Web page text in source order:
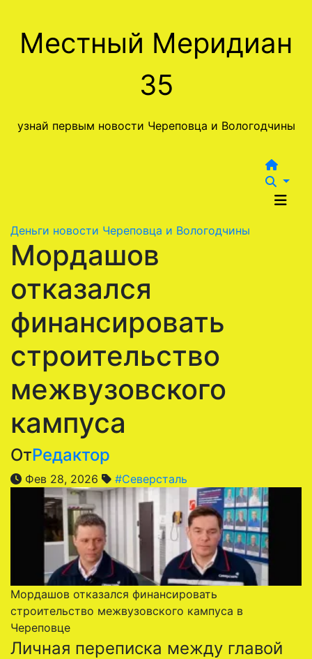
содержимому
Местный Меридиан
35
узнай первым новости Череповца и Вологодчины
Деньги новости Череповца и Вологодчины
Мордашов
отказался
финансировать
строительство
межвузовского
кампуса
ОтРедактор
Фев 28, 2026 #Северсталь
Мордашов отказался финансировать
строительство межвузовского кампуса в
Череповце
Личная переписка между главой